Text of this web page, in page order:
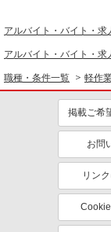
社会保険あり
研修制度あり
同じ職種から求人
入出庫・商品管理
同じ特徴から求人
未経験歓迎
土日祝休み
アルバイト・バイト・求
アルバイト・バイト・求
職種・条件一覧 軽作
掲載ご希
お問
リン